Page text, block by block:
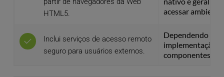
HTML5.
acessar
Inclui serviços de acesso remoto
seguro para usuários externos.
Dependendo
implementação,
componentes